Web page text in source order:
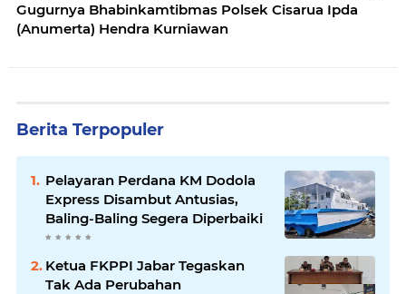
Gugurnya Bhabinkamtibmas Polsek Cisarua Ipda
(Anumerta) Hendra Kurniawan
Berita Terpopuler
Pelayaran Perdana KM Dodola
Express Disambut Antusias,
Baling-Baling Segera Diperbaiki
Ketua FKPPI Jabar Tegaskan
Tak Ada Perubahan